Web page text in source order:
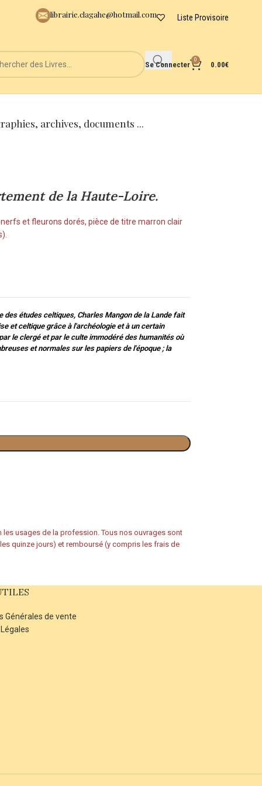
librairie.clagahe@hotmail.com Liste Provisoire
Se Connecter
0
0.00€
archives, documents ...
de la Haute-Loire.
et fleurons dorés, pièce de titre marron clair
des études celtiques, Charles Mangon de la Lande fait
et celtique grâce à l'archéologie et à un certain
le clergé et par le culte immodéré des humanités où
et normales sur les papiers de l'époque ; la
les usages de la profession. Tous nos ouvrages sont
quinze jours) et remboursé (y compris les frais de
Générales de vente